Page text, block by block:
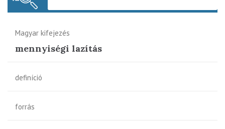
Magyar kifejezés
mennyiségi lazítás
definíció
forrás